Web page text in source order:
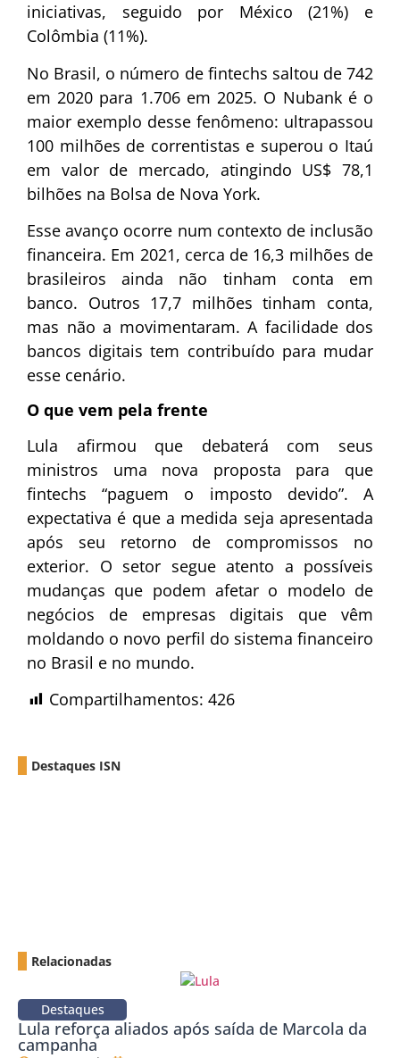
iniciativas, seguido por México (21%) e
Colômbia (11%).
No Brasil, o número de fintechs saltou de 742
em 2020 para 1.706 em 2025. O Nubank é o
maior exemplo desse fenômeno: ultrapassou
100 milhões de correntistas e superou o Itaú
em valor de mercado, atingindo US$ 78,1
bilhões na Bolsa de Nova York.
Esse avanço ocorre num contexto de inclusão
financeira. Em 2021, cerca de 16,3 milhões de
brasileiros ainda não tinham conta em
banco. Outros 17,7 milhões tinham conta,
mas não a movimentaram. A facilidade dos
bancos digitais tem contribuído para mudar
esse cenário.
O que vem pela frente
Lula afirmou que debaterá com seus
ministros uma nova proposta para que
fintechs “paguem o imposto devido”. A
expectativa é que a medida seja apresentada
após seu retorno de compromissos no
exterior. O setor segue atento a possíveis
mudanças que podem afetar o modelo de
negócios de empresas digitais que vêm
moldando o novo perfil do sistema financeiro
no Brasil e no mundo.
Compartilhamentos: 426
Destaques ISN
Relacionadas
Destaques
Lula reforça aliados após saída de Marcola da
campanha